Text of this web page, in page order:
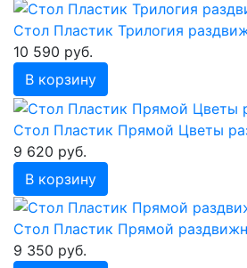
Стол Пластик Трилогия
10 590 руб.
В корзину
Стол Пластик Прямой Цветы
9 620 руб.
В корзину
Стол Пластик Прямой
9 350 руб.